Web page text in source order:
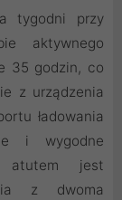
tygodni przy
aktywnego
35 godzin, co
z urządzenia
ładowania
i wygodne
atutem jest
z dwoma